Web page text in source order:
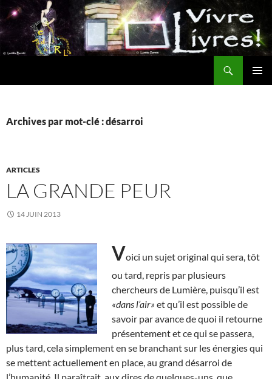
Aller
au
contenu
Archives par mot-clé : désarroi
ARTICLES
LA GRANDE PEUR
14 JUIN 2013
Voici un sujet original qui sera, tôt
ou tard, repris par plusieurs
chercheurs de Lumière, puisqu’il est
«dans l’air» et qu’il est possible de
savoir par avance de quoi il retourne
présentement et ce qui se passera,
plus tard, cela simplement en se branchant sur les énergies qui
se mettent actuellement en place, au grand désarroi de
l’humanité. Il paraîtrait, aux dires de quelques-uns, que